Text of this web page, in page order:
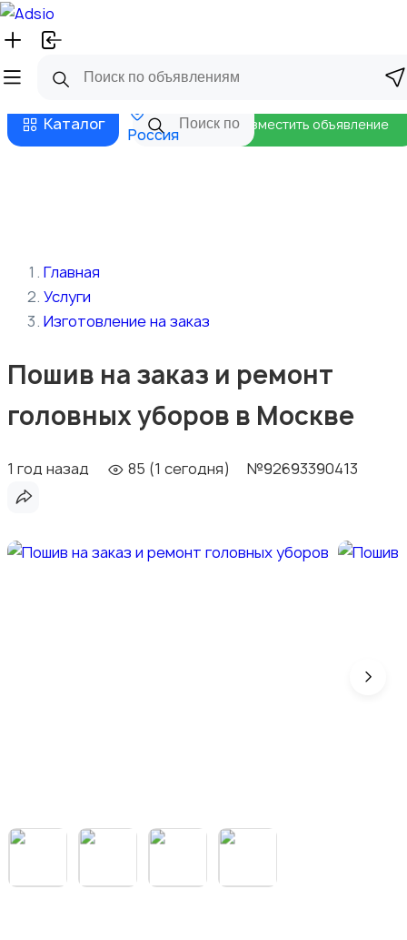
Русский
Бизнес тарифы
Каталог
Россия
Разместить объявление
Главная
Услуги
Изготовление на заказ
Пошив на заказ и ремонт
головных уборов в Москве
1 год назад 85 (1 сегодня) №92693390413